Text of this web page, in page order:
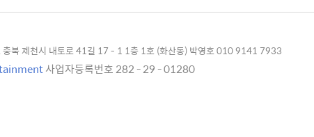
북 제천시 내토로 41길 17 - 1 1층 1호 (화산동) 박영호 010 9141 7933
사업자등록번호 282 - 29 - 01280